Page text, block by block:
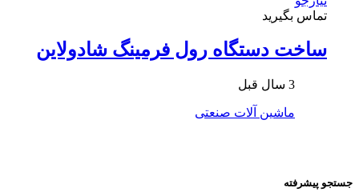
تماس بگیرید
ساخت دستگاه رول فرمینگ شادولاین
3 سال قبل
ماشین آلات صنعتی
جستجو پیشرفته